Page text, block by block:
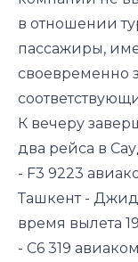
в отношении
пассажиры,
своевременно
К вечеру
два рейса в
- F3 9223
Ташкент -
время вылета
- С6 319